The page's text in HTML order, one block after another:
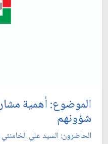
الموضوع: أهمية
شؤونهم‏
الحاضرون: السيد علي